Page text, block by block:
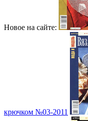
Новое на сайте:
крючком №03-2011